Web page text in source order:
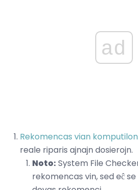
ad
Rekomencas vian komputilon
reale riparis ajnajn dosierojn.
Noto: System File
rekomencas vin, sed eĉ